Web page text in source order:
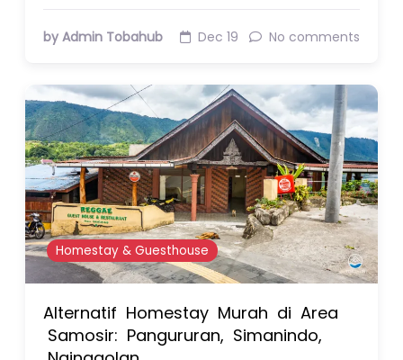
by Admin Tobahub Dec 19 No comments
Homestay & Guesthouse
Alternatif Homestay Murah di Area
Samosir: Pangururan, Simanindo,